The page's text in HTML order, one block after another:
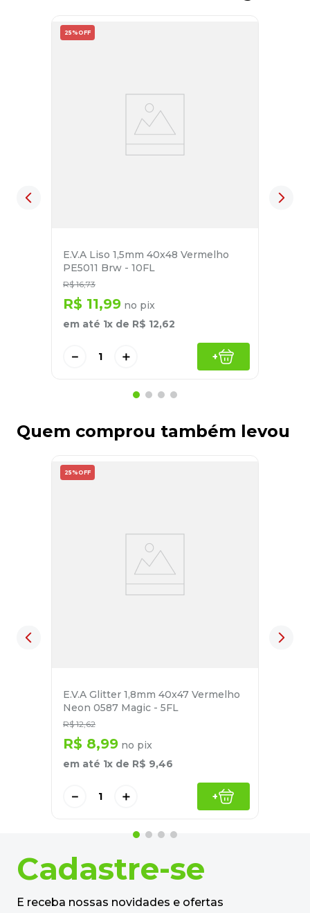
25% OFF
E.V.A Liso 1,5mm 40x48 Vermelho
PE5011 Brw - 10FL
R$ 16,73
R$ 11,99 no pix
em até 1x de R$ 12,62
＋
－ +
Quem comprou também levou
25% OFF
E.V.A Glitter 1,8mm 40x47 Vermelho
Neon 0587 Magic - 5FL
R$ 12,62
R$ 8,99 no pix
em até 1x de R$ 9,46
＋
－ +
Cadastre-se
E receba nossas novidades e ofertas